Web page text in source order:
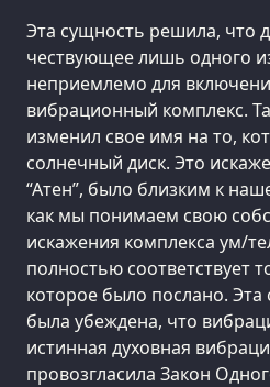
Эта сущность решила, что
чествующее лишь одного
неприемлемо для
вибрационный комплекс.
изменил свое имя на то,
солнечный диск. Это
“Атен”, было близким к
как мы понимаем свою
искажения комплекса ум/
полностью соответствует
которое было послано. Эта
была убеждена, что
истинная духовная
провозгласила Закон